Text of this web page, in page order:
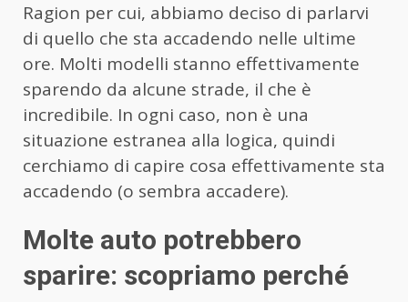
Ragion per cui, abbiamo deciso di parlarvi
di quello che sta accadendo nelle ultime
ore. Molti modelli stanno effettivamente
sparendo da alcune strade, il che è
incredibile. In ogni caso, non è una
situazione estranea alla logica, quindi
cerchiamo di capire cosa effettivamente sta
accadendo (o sembra accadere).
Molte auto potrebbero
sparire: scopriamo perché